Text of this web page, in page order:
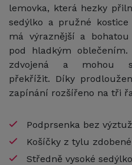
lemovka, která hezky
sedýlko a pružné
má výraznější a
pod hladkým
zdvojená a mohou
překřížit. Díky
zapínání rozšířeno na tři
Podprsenka bez
Košíčky z tylu
Středně vysoké sedýlko